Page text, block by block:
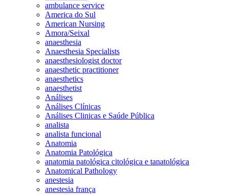
ambulance service
America do Sul
American Nursing
Amora/Seixal
anaesthesia
Anaesthesia Specialists
anaesthesiologist doctor
anaesthetic practitioner
anaesthetics
anaesthetist
Análises
Análises Clínicas
Análises Clinicas e Saúde Pública
analista
analista funcional
Anatomia
Anatomia Patológica
anatomia patológica citológica e tanatológica
Anatomical Pathology
anestesia
anestesia frança